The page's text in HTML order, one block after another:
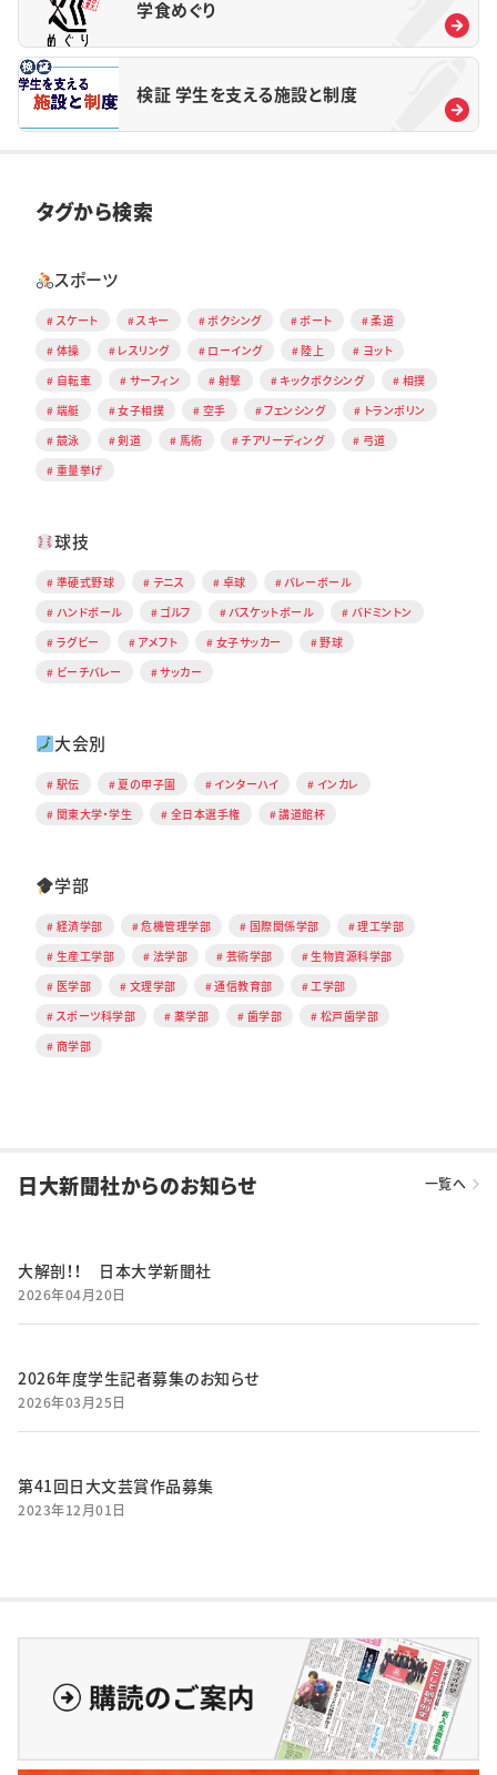
学食めぐり
検証 学生を支える施設と制度
タグから検索
スポーツ
スケート スキー ボクシング ボート
柔道
体操
レスリング ローイング 陸上
ヨット
自転車
サーフィン 射撃 キックボクシング
相撲
端艇
女子相撲 空手 フェンシング
トランポリン
競泳
剣道 馬術 チアリーディング
弓道
重量挙げ
球技
準硬式野球 テニス 卓球
バレーボール
ハンドボール
ゴルフ バスケットボール
バドミントン
ラグビー
アメフト 女子サッカー
野球
ビーチバレー
サッカー
大会別
駅伝 夏の甲子園 インターハイ
インカレ
関東大学・学生
全日本選手権 講道館杯
学部
経済学部 危機管理学部 国際関係学部
理工学部
生産工学部
法学部 芸術学部
生物資源科学部
医学部
文理学部 通信教育部
工学部
スポーツ科学部
薬学部 歯学部
松戸歯学部
商学部
日大新聞社からのお知らせ 一覧へ
大解剖！！ 日本大学新聞社
2026年04月20日
2026年度学生記者募集のお知らせ
2026年03月25日
第41回日大文芸賞作品募集
2023年12月01日